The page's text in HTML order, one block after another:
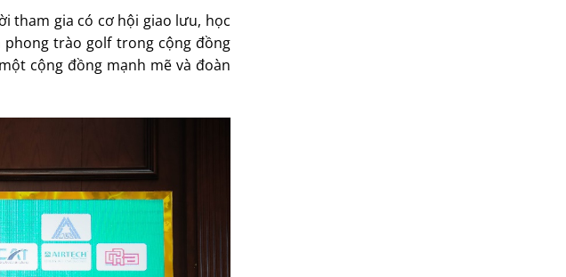
tham gia có cơ hội giao lưu, học
trào golf trong cộng đồng
cộng đồng mạnh mẽ và đoàn